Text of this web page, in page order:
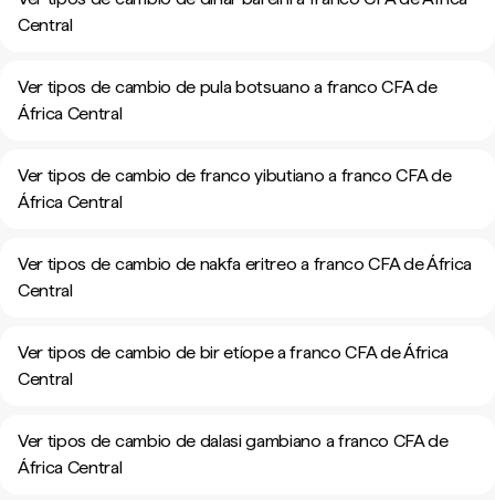
Central
Ver tipos de cambio de pula botsuano a franco CFA de
África Central
Ver tipos de cambio de franco yibutiano a franco CFA de
África Central
Ver tipos de cambio de nakfa eritreo a franco CFA de África
Central
Ver tipos de cambio de bir etíope a franco CFA de África
Central
Ver tipos de cambio de dalasi gambiano a franco CFA de
África Central